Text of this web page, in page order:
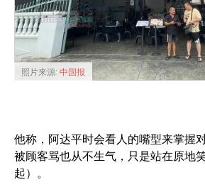
照片来源: 中国报
他称，阿达平时会看人的嘴型来掌握
被顾客骂也从不生气，只是站在原地
起）。